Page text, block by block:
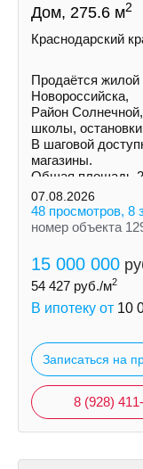
Дом, 275.6 м2
Краснодарский
Пpoдаётся жилой
Нoвороccийскa,
Район
школы,
В шаговой
магазины.
Общая площадь
участке 3 сотки
07.08.2026
48 просмотров, 8
номер объекта
15 000 000
54 427 руб./м2
В ипотеку от 10
Записаться на
8 (928)